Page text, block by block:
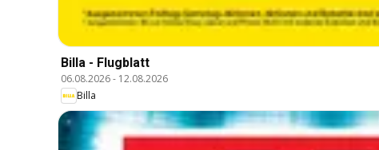
Billa - Flugblatt
06.08.2026- 12.08.2026
Billa